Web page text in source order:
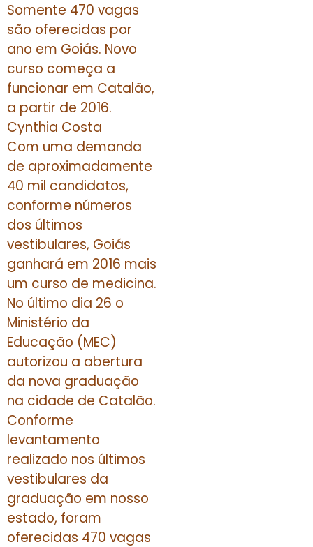
Somente 470 vagas
são oferecidas por
ano em Goiás. Novo
curso começa a
funcionar em Catalão,
a partir de 2016.
Cynthia Costa
Com uma demanda
de aproximadamente
40 mil candidatos,
conforme números
dos últimos
vestibulares, Goiás
ganhará em 2016 mais
um curso de medicina.
No último dia 26 o
Ministério da
Educação (MEC)
autorizou a abertura
da nova graduação
na cidade de Catalão.
Conforme
levantamento
realizado nos últimos
vestibulares da
graduação em nosso
estado, foram
oferecidas 470 vagas